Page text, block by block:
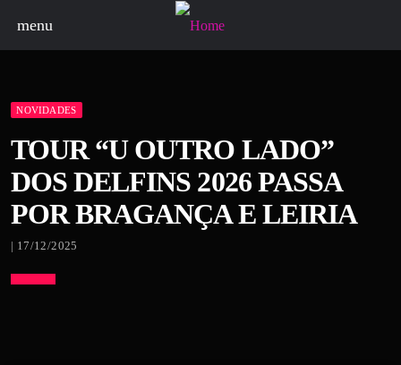
menu
NOVIDADES
TOUR “U OUTRO LADO”
DOS DELFINS 2026 PASSA
POR BRAGANÇA E LEIRIA
| 17/12/2025